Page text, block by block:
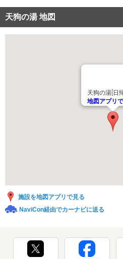
天狗の湯 地図
天狗の湯[日
地図アプリ
施設を地図アプリで見る
NaviCon経由でカーナビに送る